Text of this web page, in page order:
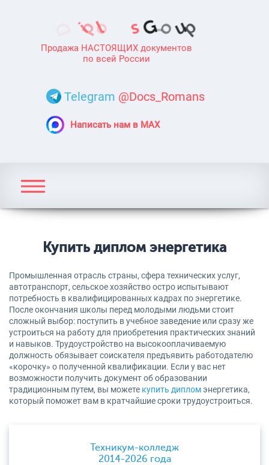
Продажа НАСТОЯЩИХ документов
по всей России
Telegram @Docs_Romans
Написать нам в MAX
Купить диплом энергетика
Промышленная отрасль страны, сфера технических услуг,
автотранспорт, сельское хозяйство остро испытывают
потребность в квалифицированных кадрах по энергетике.
После окончания школы перед молодыми людьми стоит
сложный выбор: поступить в учебное заведение или сразу же
устроиться на работу для приобретения практических знаний
и навыков. Трудоустройство на высокооплачиваемую
должность обязывает соискателя предъявить работодателю
«корочку» о полученной квалификации. Если у вас нет
возможности получить документ об образовании
традиционным путем, вы можете купить дипломэнергетика,
который поможет вам в кратчайшие сроки трудоустроиться.
Техникум-колледж
2014-2026 года